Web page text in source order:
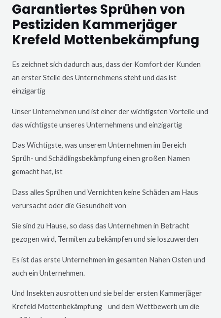
Garantiertes Sprühen von
Pestiziden Kammerjäger
Krefeld Mottenbekämpfung
Es zeichnet sich dadurch aus, dass der Komfort der Kunden
an erster Stelle des Unternehmens steht und das ist
einzigartig
Unser Unternehmen und ist einer der wichtigsten Vorteile und
das wichtigste unseres Unternehmens und einzigartig
Das Wichtigste, was unserem Unternehmen im Bereich
Sprüh- und Schädlingsbekämpfung einen großen Namen
gemacht hat, ist
Dass alles Sprühen und Vernichten keine Schäden am Haus
verursacht oder die Gesundheit von
Sie sind zu Hause, so dass das Unternehmen in Betracht
gezogen wird, Termiten zu bekämpfen und sie loszuwerden
Es ist das erste Unternehmen im gesamten Nahen Osten und
auch ein Unternehmen.
Und Insekten ausrotten und sie bei der ersten Kammerjäger
Krefeld Mottenbekämpfung und dem Wettbewerb um die